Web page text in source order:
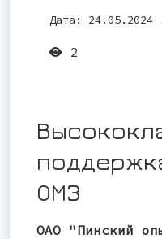
Дата: 24.05.2024
2
ОМЗ
ОАО "Пинский